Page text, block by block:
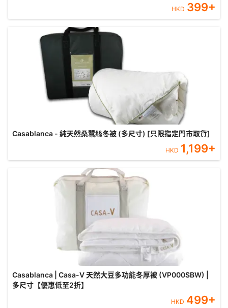
HKD 399+
Casablanca - 純天然桑蠶絲冬被 (多尺寸) [只限指定門市取貨]
HKD 1,199+
Casablanca | Casa-V 天然大豆多功能冬厚被 (VP000SBW) |
多尺寸【優惠低至2折】
HKD 499+